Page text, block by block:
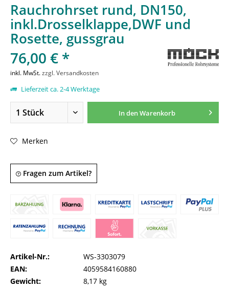
Rauchrohrset rund, DN150,
inkl.Drosselklappe,DWF und
Rosette, gussgrau
76,00 € *
inkl. MwSt.zzgl. Versandkosten
Lieferzeit ca. 2-4 Werktage
In denWarenkorb
Merken
Fragen zum Artikel?
Artikel-Nr.:
WS-3303079
EAN:
4059584160880
Gewicht:
8,17 kg